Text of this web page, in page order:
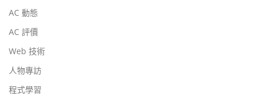
AC 動態
AC 評價
Web 技術
人物專訪
程式學習